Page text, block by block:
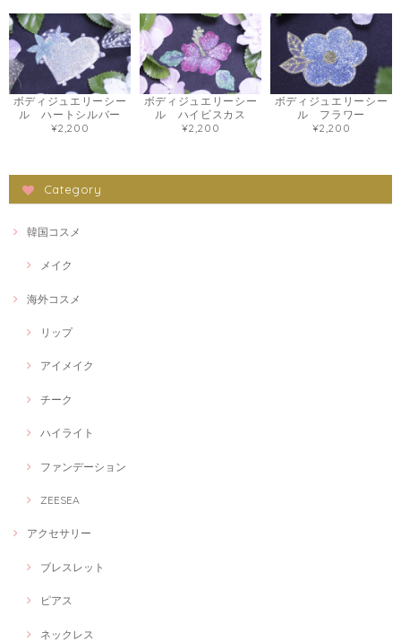
ボディジュエリーシー
ル ハートシルバー
¥2,200
ボディジュエリーシー
ル ハイビスカス
¥2,200
ボディジュエリーシー
ル フラワー
¥2,200
Category
韓国コスメ
メイク
海外コスメ
リップ
アイメイク
チーク
ハイライト
ファンデーション
ZEESEA
アクセサリー
ブレスレット
ピアス
ネックレス